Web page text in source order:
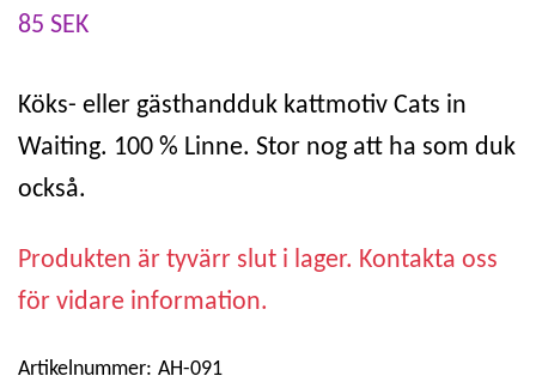
85 SEK
Köks- eller gästhandduk kattmotiv Cats in
Waiting. 100 % Linne. Stor nog att ha som duk
också.
Produkten är tyvärr slut i lager. Kontakta oss
för vidare information.
Artikelnummer: AH-091